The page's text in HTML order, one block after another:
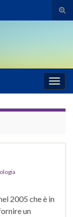
il
la
2005 che è in
un